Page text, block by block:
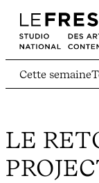
Cette semaine
LE